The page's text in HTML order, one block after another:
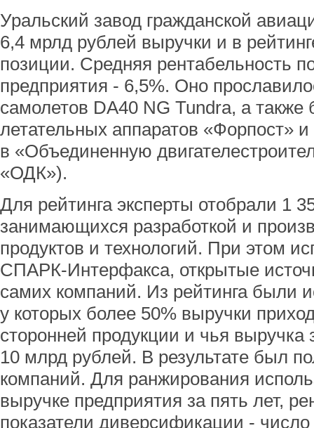
Уральский завод гражданской
6,4 мрлд рублей выручки и в
позиции. Средняя рентабельность
предприятия - 6,5%. Оно
самолетов DA40 NG Tundra, а также
летательных аппаратов «Форпост»
в «Объединенную
«ОДК»).
Для рейтинга эксперты отобрали 1
занимающихся разработкой и
продуктов и технологий. При этом
СПАРК-Интерфакса, открытые
самих компаний. Из рейтинга были
у которых более 50% выручки
сторонней продукции и чья
10 млрд рублей. В результате был
компаний. Для ранжирования
выручке предприятия за пять лет,
показатели диверсификации -